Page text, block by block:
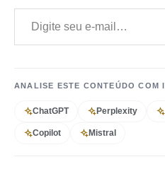
Digite seu e-mail…
ANALISE ESTE CONTEÚDO COM
ChatGPT Perplexity
Copilot Mistral